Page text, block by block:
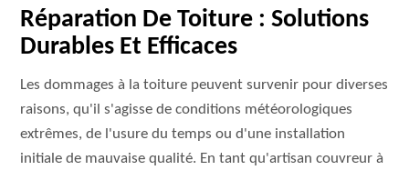
Réparation De Toiture : Solutions
Durables Et Efficaces
Les dommages à la toiture peuvent survenir pour diverses
raisons, qu'il s'agisse de conditions météorologiques
extrêmes, de l'usure du temps ou d'une installation
initiale de mauvaise qualité. En tant qu'artisan couvreur à